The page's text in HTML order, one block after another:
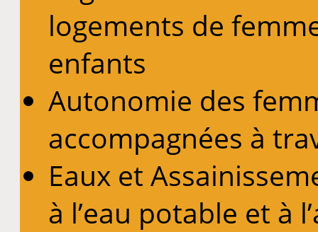
logements de
enfants
Autonomie des
accompagnées à
Eaux et
à l’eau potable et à